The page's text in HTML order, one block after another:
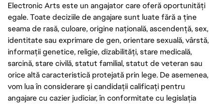
Electronic Arts este un angajator care oferă oportunități
egale. Toate deciziile de angajare sunt luate fără a ține
seama de rasă, culoare, origine națională, ascendență, sex,
identitate sau exprimare de gen, orientare sexuală, vârstă,
informații genetice, religie, dizabilități, stare medicală,
sarcină, stare civilă, statut familial, statut de veteran sau
orice altă caracteristică protejată prin lege. De asemenea,
vom lua în considerare și candidații calificați pentru
angajare cu cazier judiciar, în conformitate cu legislația